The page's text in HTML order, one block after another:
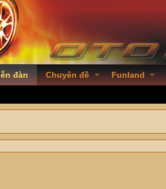
đàn Chuyên đề Funland